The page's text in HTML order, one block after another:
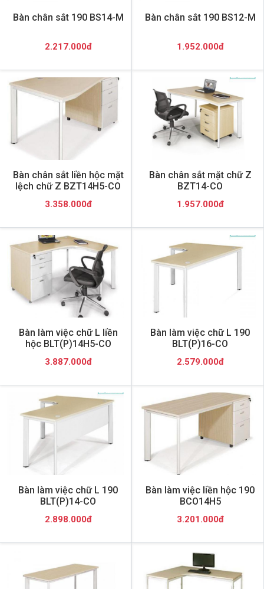
Bàn chân sắt 190 BS14-M
2.217.000đ
Bàn chân sắt 190 BS12-M
1.952.000đ
Bàn chân sắt liền hộc mặt
lệch chữ Z BZT14H5-CO
3.358.000đ
Bàn chân sắt mặt chữ Z
BZT14-CO
1.957.000đ
Bàn làm việc chữ L liền
hộc BLT(P)14H5-CO
3.887.000đ
Bàn làm việc chữ L 190
BLT(P)16-CO
2.579.000đ
Bàn làm việc chữ L 190
BLT(P)14-CO
2.898.000đ
Bàn làm việc liền hộc 190
BCO14H5
3.201.000đ